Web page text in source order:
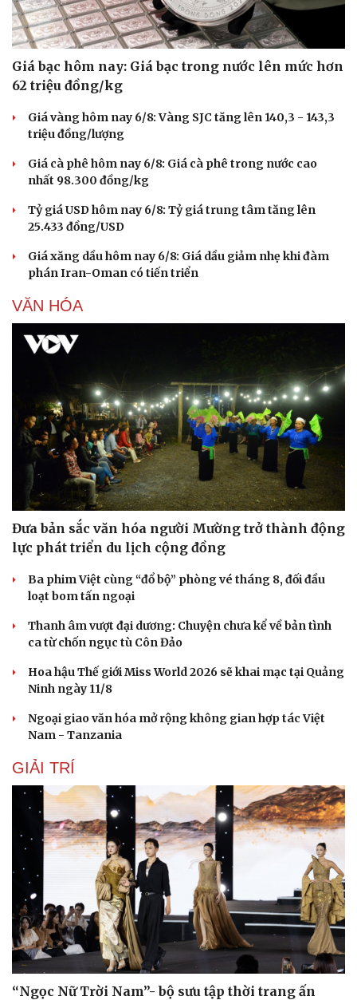
Săn Tour
check-in
Câu chuyện thời sự
Đọc truyện đêm khuya
Cửa sổ tình yêu
Kể chuyện cho bé
Hạt giống tâm hồn
Giá bạc hôm nay: Giá bạc trong nước lên mức hơn
62 triệu đồng/kg
Giá vàng hôm nay 6/8: Vàng SJC tăng lên 140,3 - 143,3
triệu đồng/lượng
Giá cà phê hôm nay 6/8: Giá cà phê trong nước cao
nhất 98.300 đồng/kg
Tỷ giá USD hôm nay 6/8: Tỷ giá trung tâm tăng lên
25.433 đồng/USD
Giá xăng dầu hôm nay 6/8: Giá dầu giảm nhẹ khi đàm
phán Iran-Oman có tiến triển
VĂN HÓA
Đưa bản sắc văn hóa người Mường trở thành động
lực phát triển du lịch cộng đồng
Ba phim Việt cùng “đổ bộ” phòng vé tháng 8, đối đầu
loạt bom tấn ngoại
Thanh âm vượt đại dương: Chuyện chưa kể về bản tình
ca từ chốn ngục tù Côn Đảo
Hoa hậu Thế giới Miss World 2026 sẽ khai mạc tại Quảng
Ninh ngày 11/8
Ngoại giao văn hóa mở rộng không gian hợp tác Việt
Nam - Tanzania
GIẢI TRÍ
“Ngọc Nữ Trời Nam”- bộ sưu tập thời trang ấn